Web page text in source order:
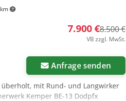
7.900 €8.500 €
VB zzgl. MwSt.
Anfrage senden
mit Rund- und Langwirker
Kemper BE-13 Dodpfx